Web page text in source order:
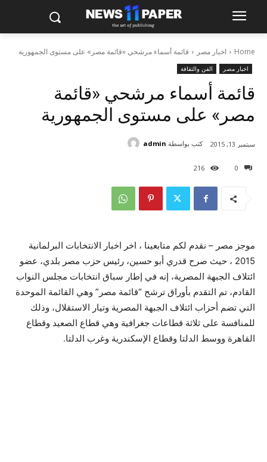
Home اخبار مصر قائمة أسماء مرشحي «قائمة مصر» على مستوى الجمهورية
اخبار مصر الفن والثقافة
قائمة أسماء مرشحي «قائمة
مصر» على مستوى الجمهورية
0
216
سبتمبر 13, 2015 كتب بواسطة admin
موجز مصر – نقدم لكم متابعينا ، اخر اخبار الانتخابات البرلمانية
2015 ، حيث صرح قدري أبو حسين، رئيس حزب مصر بلدي، عضو
ائتلاف الجبهة المصرية، إنه في إطار سباق انتخابات مجلس النواب
القادم، تم التقدم بأوراق ترشح “قائمة مصر” وهي القائمة الموحدة
التي تضم أحزاب ائتلاف الجبهة المصرية وتيار الاستقلال، وذلك
للمنافسة على ثلاثة قطاعات جغرافية وهي قطاع الصعيد وقطاع
القاهرة ووسط الدلتا وقطاع الإسكندرية وغرب الدلتا.